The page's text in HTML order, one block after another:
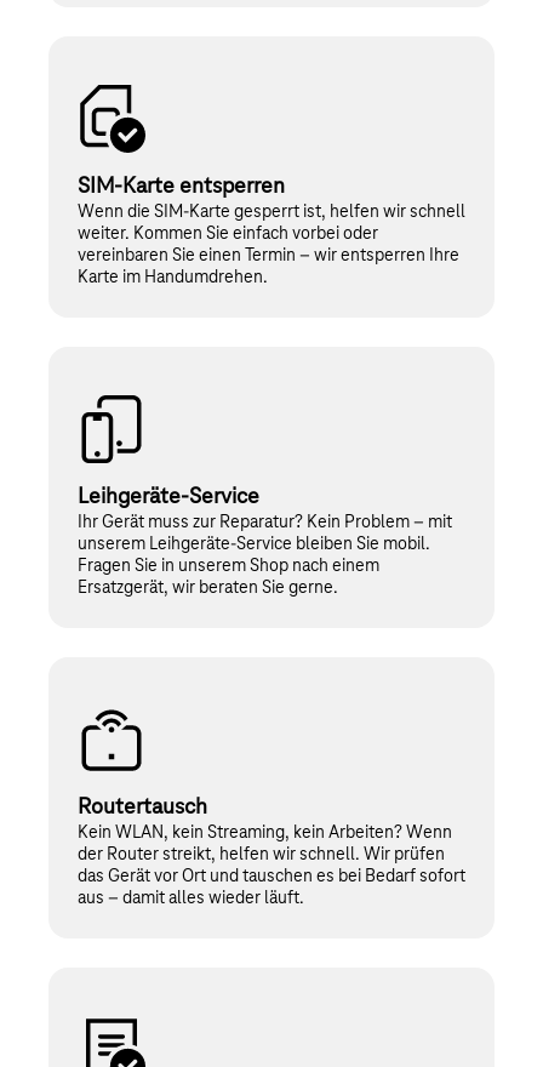
SIM-Karte entsperren
Wenn die SIM-Karte gesperrt ist, helfen wir schnell
weiter. Kommen Sie einfach vorbei oder
vereinbaren Sie einen Termin – wir entsperren Ihre
Karte im Handumdrehen.
Leihgeräte-Service
Ihr Gerät muss zur Reparatur? Kein Problem – mit
unserem Leihgeräte-Service bleiben Sie mobil.
Fragen Sie in unserem Shop nach einem
Ersatzgerät, wir beraten Sie gerne.
Routertausch
Kein WLAN, kein Streaming, kein Arbeiten? Wenn
der Router streikt, helfen wir schnell. Wir prüfen
das Gerät vor Ort und tauschen es bei Bedarf sofort
aus – damit alles wieder läuft.